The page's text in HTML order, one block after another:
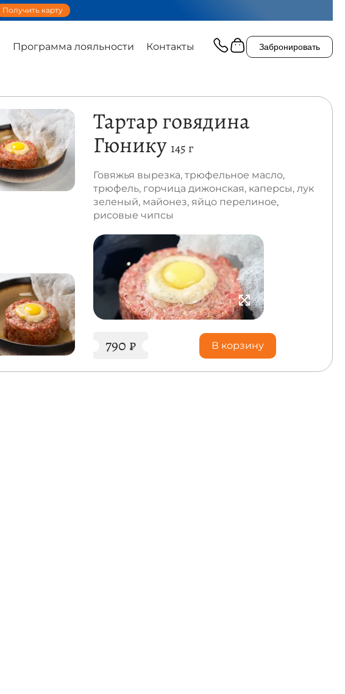
Получить карту
Программа лояльности Контакты Забронировать
Тартар говядина
Гюнику 145 г
Говяжья вырезка, трюфельное масло,
трюфель, горчица дижонская, каперсы, лук
зеленый, майонез, яйцо перелиное,
рисовые чипсы
790 ₽ В корзину